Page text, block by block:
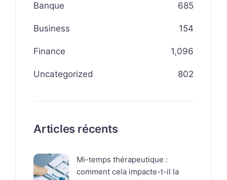
Banque 685
Business 154
Finance 1,096
Uncategorized 802
Articles récents
Mi-temps thérapeutique :
comment cela impacte-t-il la